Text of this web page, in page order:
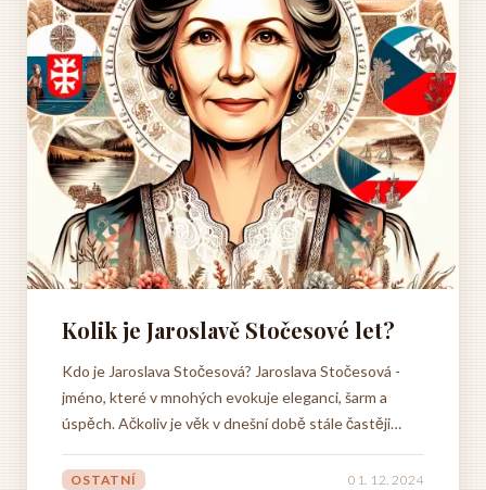
Kolik je Jaroslavě Stočesové let?
Kdo je Jaroslava Stočesová? Jaroslava Stočesová -
jméno, které v mnohých evokuje eleganci, šarm a
úspěch. Ačkoliv je věk v dnešní době stále častěji
fascinující sledovat, jak s přibývajícími léty její krása a
OSTATNÍ 01. 12. 2024